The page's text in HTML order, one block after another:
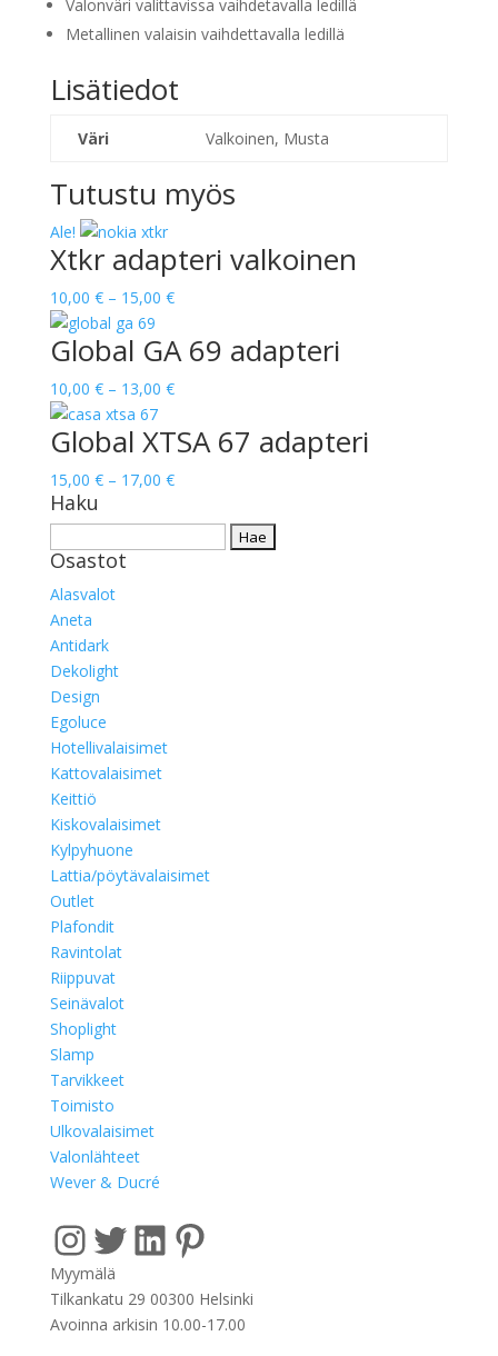
Valonväri valittavissa vaihdetavalla ledillä
Metallinen valaisin vaihdettavalla ledillä
Lisätiedot
Väri Valkoinen, Musta
Tutustu myös
Ale!
Xtkr adapteri valkoinen
10,00 € – 15,00 €Hintaluokka:
-
Global GA 69 adapteri
10,00 € – 13,00 €Hintaluokka:
-
Global XTSA 67 adapteri
15,00 € – 17,00 €Hintaluokka:
-
17,00 €
Haku
Osastot
Alasvalot
Aneta
Antidark
Dekolight
Design
Egoluce
Hotellivalaisimet
Kattovalaisimet
Keittiö
Kiskovalaisimet
Kylpyhuone
Lattia/pöytävalaisimet
Outlet
Plafondit
Ravintolat
Riippuvat
Seinävalot
Shoplight
Slamp
Tarvikkeet
Toimisto
Ulkovalaisimet
Valonlähteet
Wever & Ducré
InstagramTwitter LinkedIn Pinterest
Myymälä
Tilkankatu 29 00300 Helsinki
Avoinna arkisin 10.00-17.00